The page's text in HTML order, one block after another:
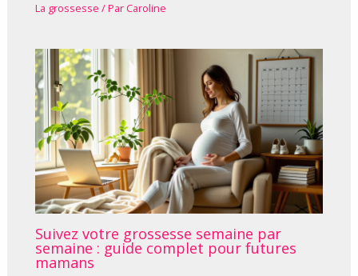
La grossesse / ParCaroline
Suivez votre grossesse semaine par
semaine : guide complet pour futures
mamans